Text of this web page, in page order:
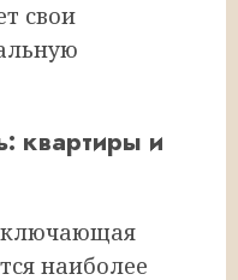
свои
квартиры и
наиболее